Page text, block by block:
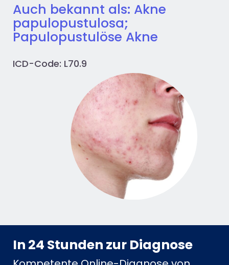
Auch bekannt als: Akne
papulopustulosa;
Papulopustulöse Akne
ICD-Code: L70.9
In 24 Stunden zur Diagnose